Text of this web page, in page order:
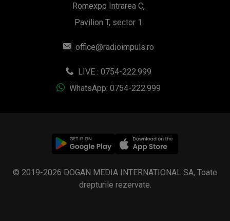
Romexpo Intrarea C,
Pavilion T, sector 1
office@radioimpuls.ro
LIVE : 0754-222.999
WhatsApp: 0754-222.999
© 2019-2026 DOGAN MEDIA INTERNATIONAL SA, Toate
drepturile rezervate.